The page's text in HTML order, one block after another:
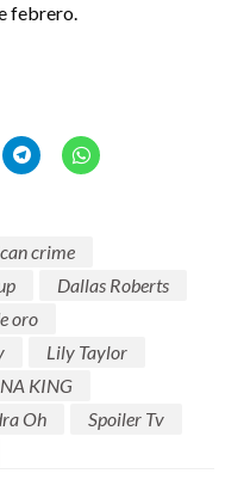
febrero.
crime
Dallas Roberts
oro
Lily Taylor
KING
Oh
Spoiler Tv